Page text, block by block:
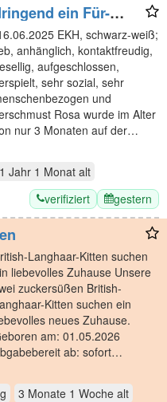
ein Für-
EKH, schwarz-weiß;
anhänglich, kontaktfreudig,
aufgeschlossen,
sehr sozial, sehr
und
Rosa wurde im Alter
nur 3 Monaten auf der…
1 Jahr 1 Monat alt
verifiziert gestern
Langhaar-Kitten suchen
liebevolles Zuhause Unsere
zuckersüßen British-
Kitten suchen ein
neues Zuhause.
am: 01.05.2026
ab: sofort…
3 Monate 1 Woche alt